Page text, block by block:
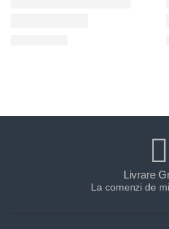
Livrare
La comenzi de